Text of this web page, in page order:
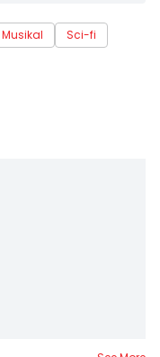
Musikal
Sci-fi